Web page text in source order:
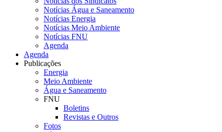
Notícias Água e Saneamento
Notícias Energia
Notícias Meio Ambiente
Notícias FNU
Agenda
Agenda
Publicações
Energia
Meio Ambiente
Água e Saneamento
FNU
Boletins
Revistas e Outros
Fotos